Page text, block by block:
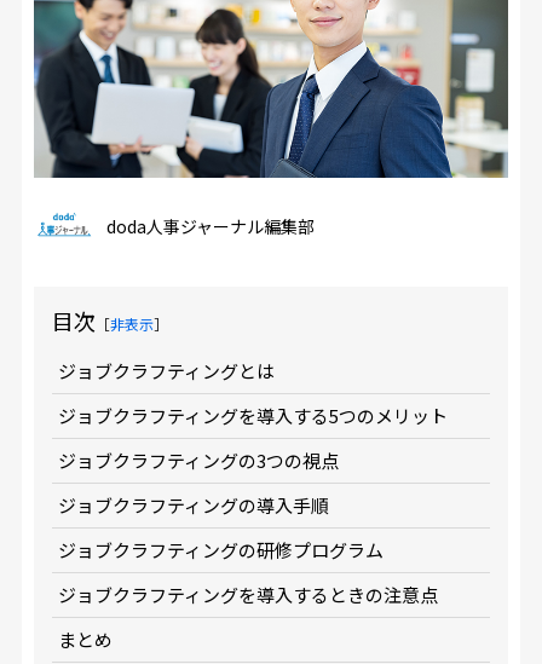
doda人事ジャーナル編集部
目次 ［非表示］
ジョブクラフティングとは
ジョブクラフティングを導入する5つのメリット
ジョブクラフティングの3つの視点
ジョブクラフティングの導入手順
ジョブクラフティングの研修プログラム
ジョブクラフティングを導入するときの注意点
まとめ